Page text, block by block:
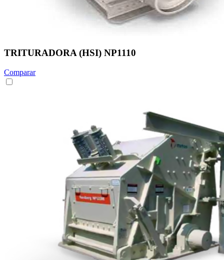
TRITURADORA (HSI) NP1110
Comparar